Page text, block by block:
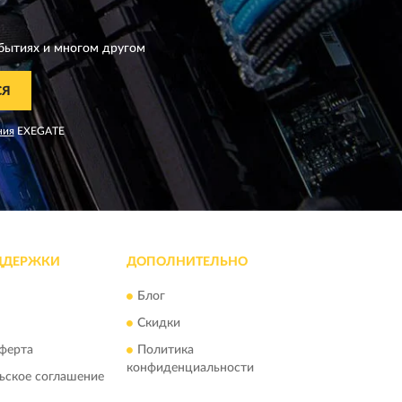
и многом другом
EXEGATE
соглашение
ДОПОЛНИТЕЛЬНО
Блог
Скидки
Политика
конфиденциальности